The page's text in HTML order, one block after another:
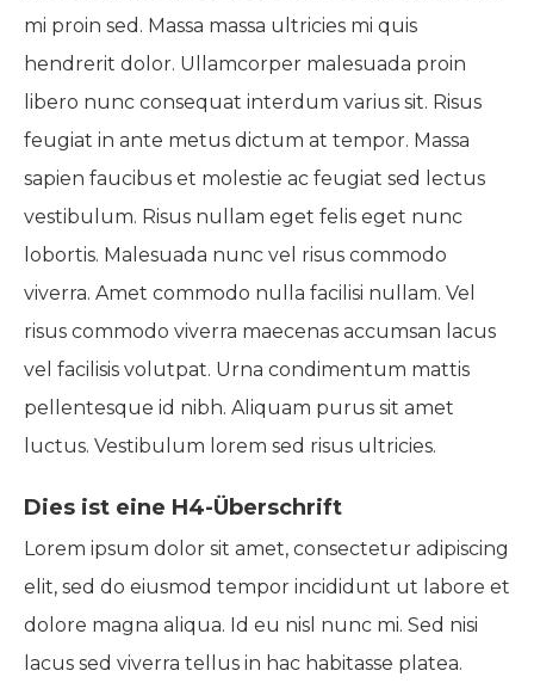
mi proin sed. Massa massa ultricies mi quis
hendrerit dolor. Ullamcorper malesuada proin
libero nunc consequat interdum varius sit. Risus
feugiat in ante metus dictum at tempor. Massa
sapien faucibus et molestie ac feugiat sed lectus
vestibulum. Risus nullam eget felis eget nunc
lobortis. Malesuada nunc vel risus commodo
viverra. Amet commodo nulla facilisi nullam. Vel
risus commodo viverra maecenas accumsan lacus
vel facilisis volutpat. Urna condimentum mattis
pellentesque id nibh. Aliquam purus sit amet
luctus. Vestibulum lorem sed risus ultricies.
Dies ist eine H4-Überschrift
Lorem ipsum dolor sit amet, consectetur adipiscing
elit, sed do eiusmod tempor incididunt ut labore et
dolore magna aliqua. Id eu nisl nunc mi. Sed nisi
lacus sed viverra tellus in hac habitasse platea.